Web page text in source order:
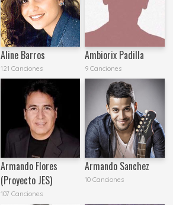
Aline Barros
121 Canciones
Ambiorix Padilla
9 Canciones
Armando Flores
(Proyecto JES)
107 Canciones
Armando Sanchez
10 Canciones